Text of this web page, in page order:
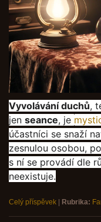
Vyvolávání duchů,
jen seance, je
účastníci se snaží
zesnulou osobou,
s ní se provádí dle
neexistuje.
Celý příspěvek Rubrika: